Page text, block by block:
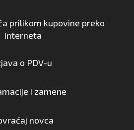
prilikom kupovine preko
interneta
o PDV-u
i zamene
novca